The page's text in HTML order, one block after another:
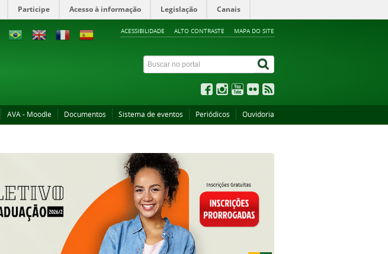
Participe Acesso à informação Legislação Canais
ACESSIBILIDADE ALTO CONTRASTE MAPA DO SITE
AVA - Moodle Documentos Sistema de eventos Periódicos Ouvidoria